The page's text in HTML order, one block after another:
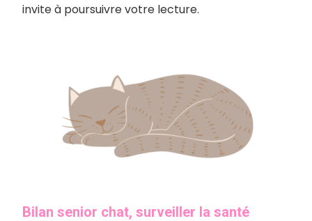
invite à poursuivre votre lecture.
Bilan senior chat, surveiller la santé